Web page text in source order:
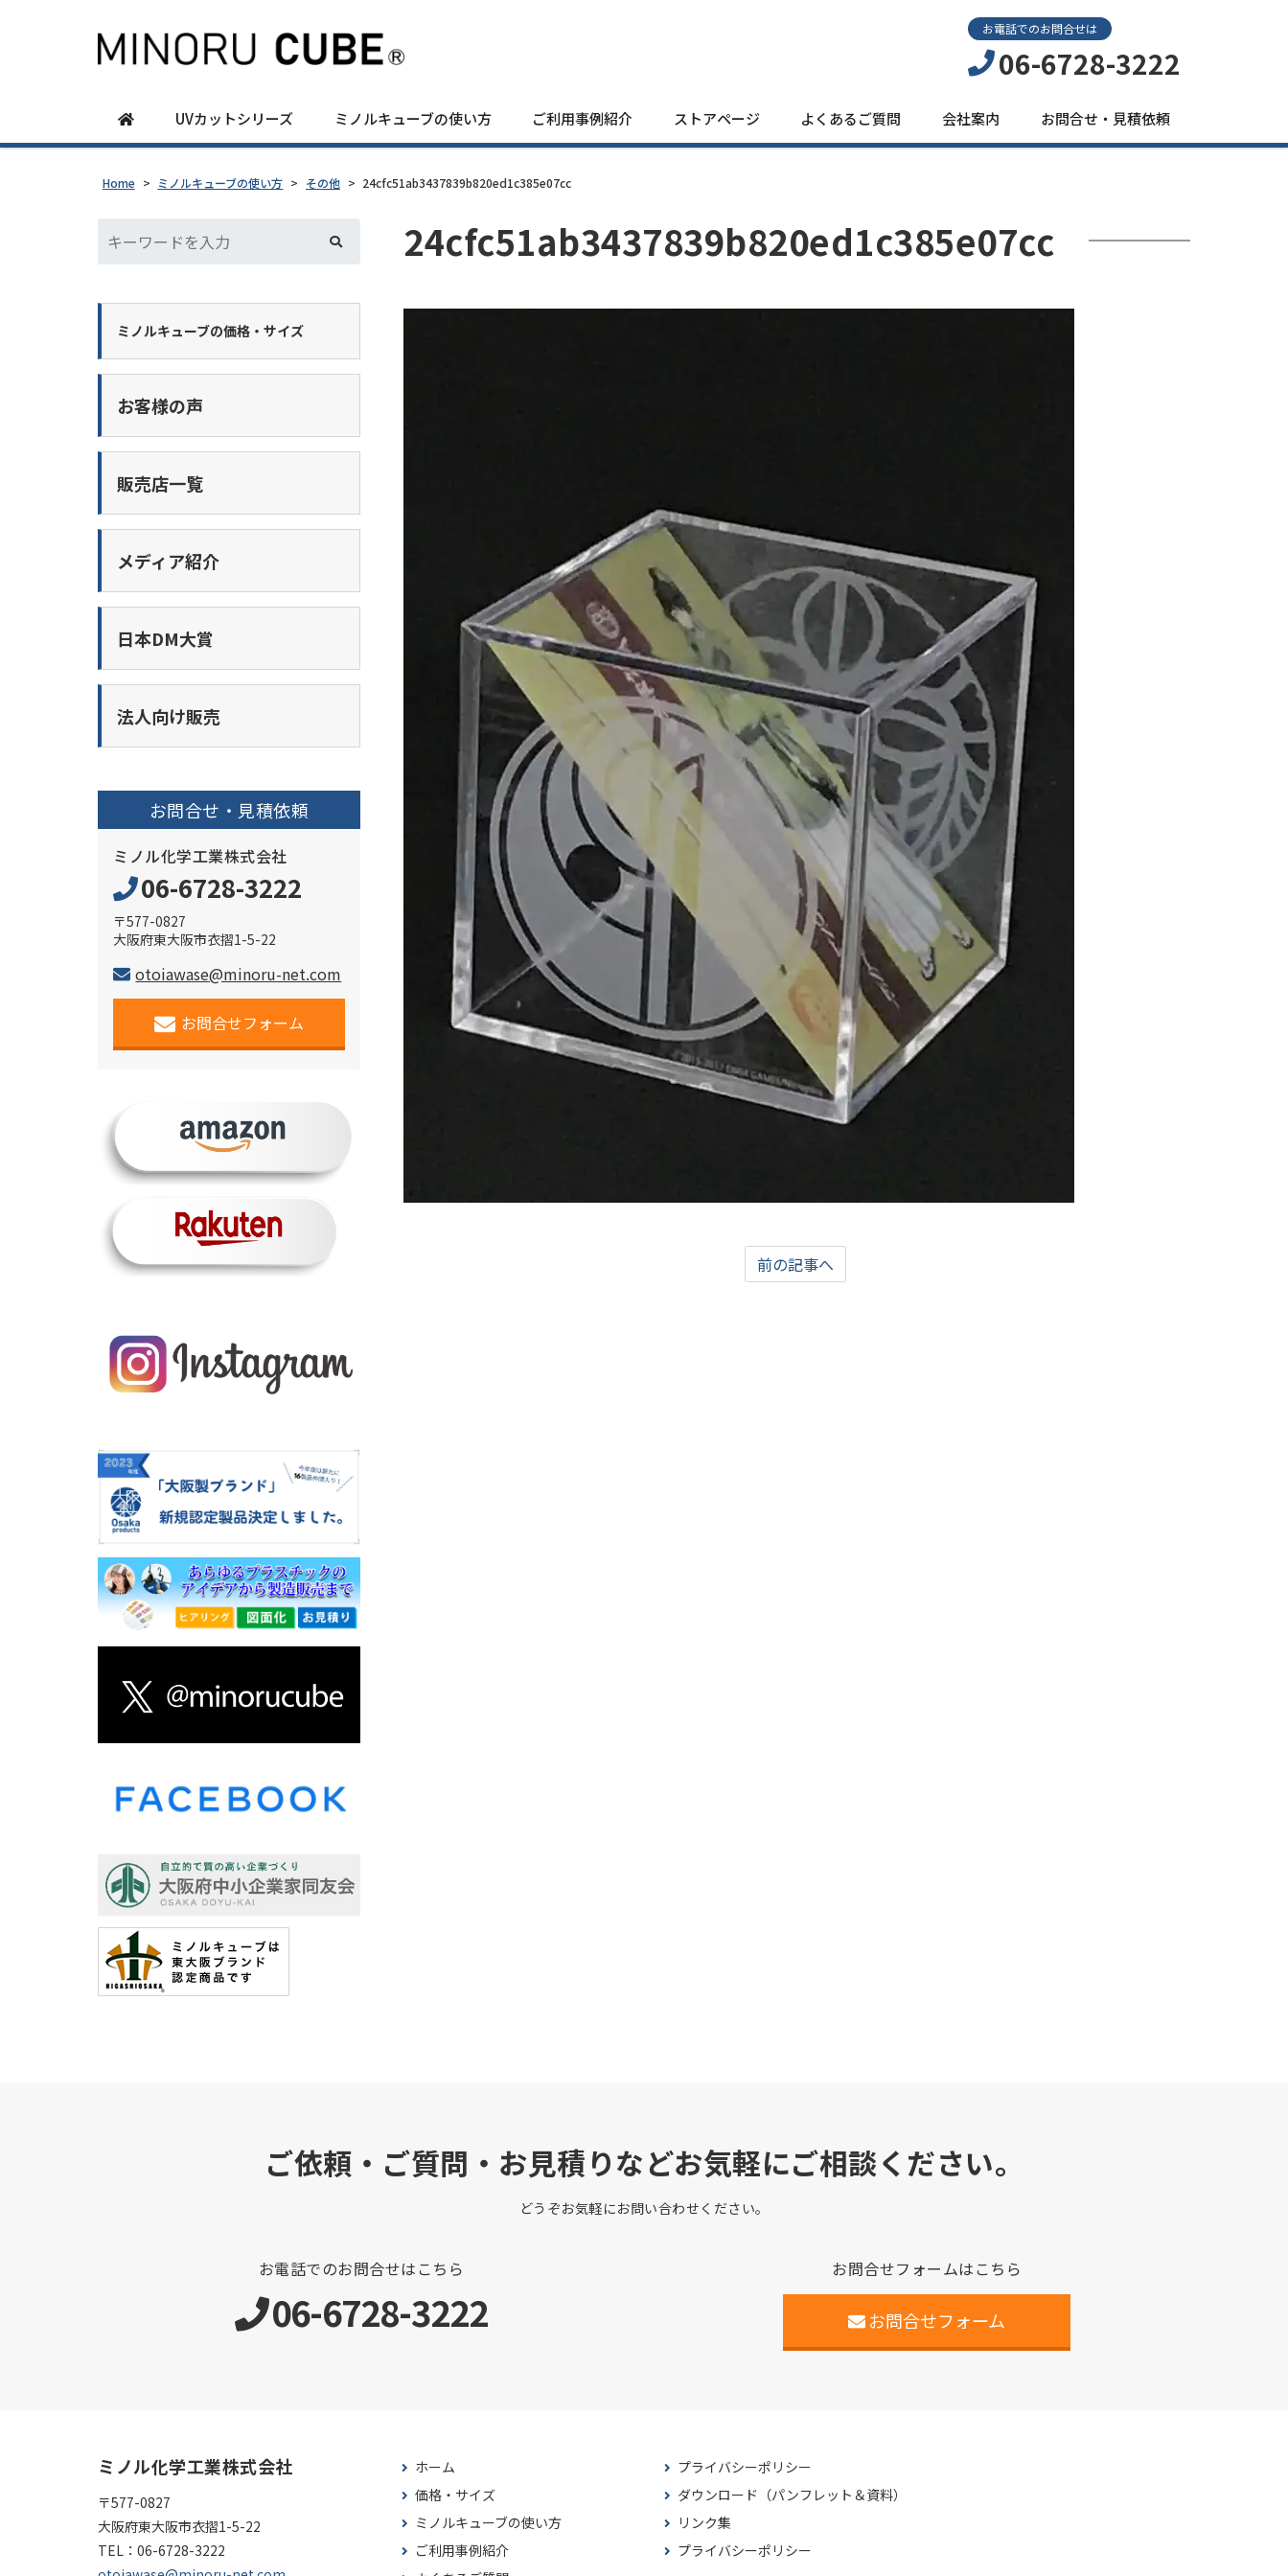
お電話でのお問合せは
06-6728-3222
UVカットシリーズ ミノルキューブの使い方 ご利用事例紹介 ストアページ よくあるご質問 会社案内 お問合せ・見積依頼
Home > ミノルキューブの使い方 > その他 > 24cfc51ab3437839b820ed1c385e07cc
24cfc51ab3437839b820ed1c385e07cc
前の記事へ
ミノルキューブの価格・サイズ
お客様の声
販売店一覧
メディア紹介
日本DM大賞
法人向け販売
お問合せ・見積依頼
ミノル化学工業株式会社
06-6728-3222
〒577-0827
大阪府東大阪市衣摺1-5-22
otoiawase@minoru-net.com
お問合せフォーム
ご依頼・ご質問・お見積りなどお気軽にご相談ください。
どうぞお気軽にお問い合わせください。
お電話でのお問合せはこちら
06-6728-3222
お問合せフォームはこちら
お問合せフォーム
ミノル化学工業株式会社
〒577-0827
大阪府東大阪市衣摺1-5-22
TEL： 06-6728-3222
ホーム
価格・サイズ
ミノルキューブの使い方
ご利用事例紹介
プライバシーポリシー
ダウンロード（パンフレット＆資料）
リンク集
プライバシーポリシー